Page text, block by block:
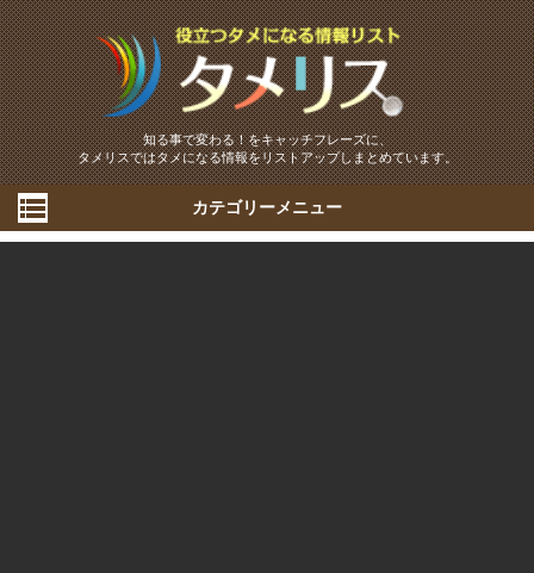
知る事で変わる！をキャッチフレーズに、
タメリスではタメになる情報をリストアップしまとめています。
カテゴリーメニュー